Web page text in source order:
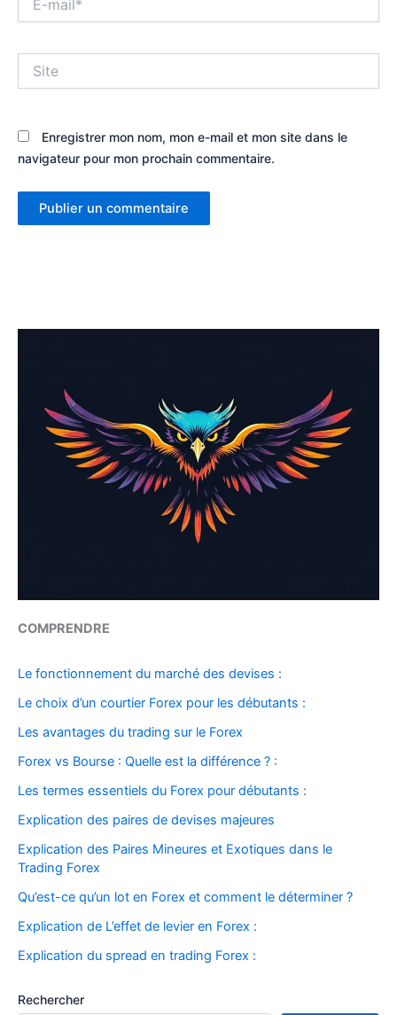
mail*
Enregistrer mon nom, mon e-mail et mon site dans le
navigateur pour mon prochain commentaire.
COMPRENDRE
Le fonctionnement du marché des devises :
Le choix d’un courtier Forex pour les débutants :
Les avantages du trading sur le Forex
Forex vs Bourse : Quelle est la différence ? :
Les termes essentiels du Forex pour débutants :
Explication des paires de devises majeures
Explication des Paires Mineures et Exotiques dans le
Trading Forex
Qu’est-ce qu’un lot en Forex et comment le déterminer ?
Explication de L’effet de levier en Forex :
Explication du spread en trading Forex :
Rechercher